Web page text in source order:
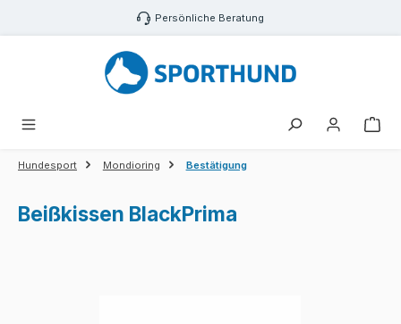
Zum Hauptinhalt springen Persönliche Beratung
Hundesport Mondioring Bestätigung
Beißkissen BlackPrima